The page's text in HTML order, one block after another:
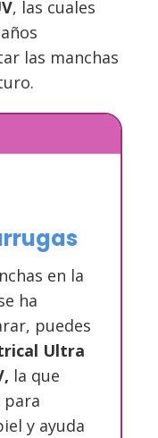
, las cuales
las manchas
en la
ha
puedes
Ultra
la que
y ayuda